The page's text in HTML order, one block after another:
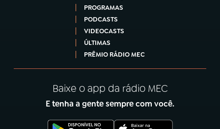
PROGRAMAS
PODCASTS
VIDEOCASTS
ÚLTIMAS
PRÊMIO RÁDIO MEC
Baixe o app da rádio MEC
E tenha a gente sempre com você.